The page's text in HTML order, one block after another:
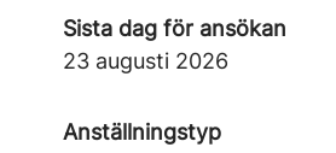
Sista dag för ansökan
23 augusti 2026
Anställningstyp